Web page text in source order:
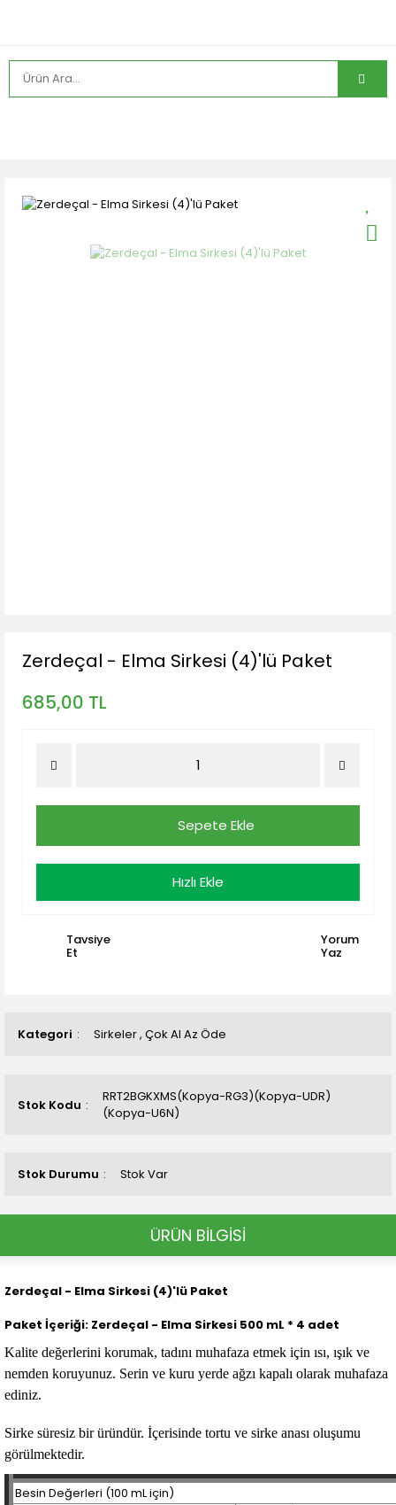
Kategori Sirkeler, Çok Al Az Öde
Stok Kodu
RRT2BGKXMS(Kopya-RG3)(Kopya-UDR)
(Kopya-U6N)
Stok Durumu Stok Var
Zerdeçal - Elma Sirkesi (4)'lü Paket
685,00 TL
Sepete Ekle
Hızlı Ekle
Tavsiye
Et
Yorum
Yaz
ÜRÜN BİLGİSİ
Zerdeçal - Elma Sirkesi (4)'lü Paket
Paket İçeriği: Zerdeçal - Elma Sirkesi 500 mL * 4 adet
Kalite değerlerini korumak, tadını muhafaza etmek için ısı, ışık ve
nemden koruyunuz. Serin ve kuru yerde ağzı kapalı olarak muhafaza
ediniz.
Sirke süresiz bir üründür. İçerisinde tortu ve sirke anası oluşumu
görülmektedir.
Besin Değerleri (100 mL için)